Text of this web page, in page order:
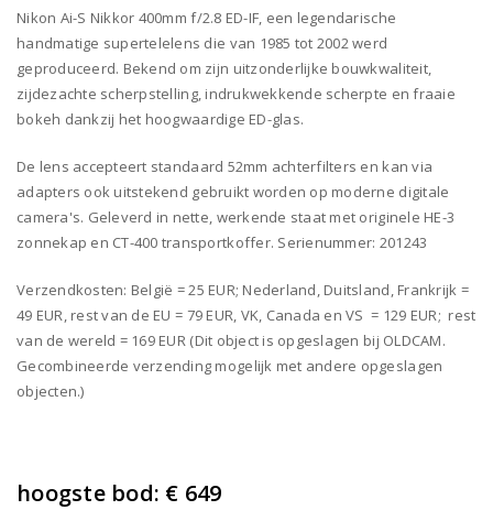
Nikon Ai-S Nikkor 400mm f/2.8 ED-IF, een legendarische
handmatige supertelelens die van 1985 tot 2002 werd
geproduceerd. Bekend om zijn uitzonderlijke bouwkwaliteit,
zijdezachte scherpstelling, indrukwekkende scherpte en fraaie
bokeh dankzij het hoogwaardige ED-glas.
De lens accepteert standaard 52mm achterfilters en kan via
adapters ook uitstekend gebruikt worden op moderne digitale
camera's. Geleverd in nette, werkende staat met originele HE-3
zonnekap en CT-400 transportkoffer. Serienummer: 201243
Verzendkosten: België = 25 EUR; Nederland, Duitsland, Frankrijk =
49 EUR, rest van de EU = 79 EUR, VK, Canada en VS = 129 EUR; rest
van de wereld = 169 EUR (Dit object is opgeslagen bij OLDCAM.
Gecombineerde verzending mogelijk met andere opgeslagen
objecten.)
hoogste bod: € 649